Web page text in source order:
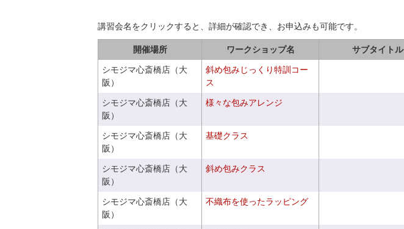
講習会名をクリックすると、詳細が確認でき、お申込みも可能です。
開催場所 ワークショップ名 サブタイトル
シモジマ心斎橋店（大
阪）
斜め包みじっくり特訓コー
ス
シモジマ心斎橋店（大
阪）
様々な包みアレンジ
シモジマ心斎橋店（大
阪）
基礎クラス
シモジマ心斎橋店（大
阪）
斜め包みクラス
シモジマ心斎橋店（大
阪）
不織布を使ったラッピング